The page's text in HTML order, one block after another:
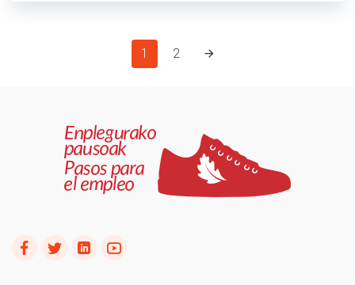
1 2